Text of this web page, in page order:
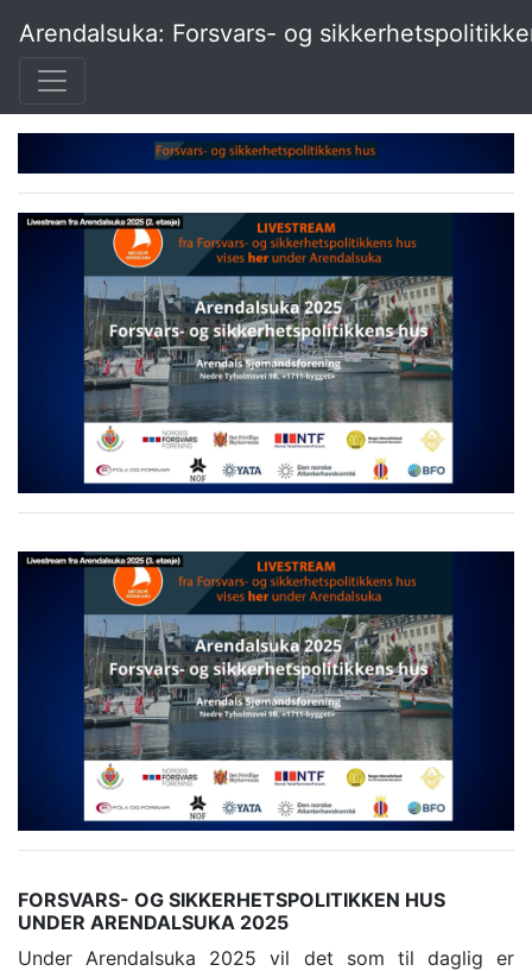
Arendalsuka: Forsvars- og
FORSVARS- OG SIKKERHETSPOLITIKKEN HUS
UNDER ARENDALSUKA 2025
Under Arendalsuka 2025 vil det som til daglig er